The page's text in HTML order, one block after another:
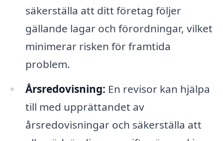
säkerställa att ditt företag följer
gällande lagar och förordningar, vilket
minimerar risken för framtida
problem.
Årsredovisning: En revisor kan hjälpa
till med upprättandet av
årsredovisningar och säkerställa att